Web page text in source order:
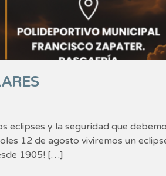
y la seguridad que
12 de agosto viviremos un
1905! […]